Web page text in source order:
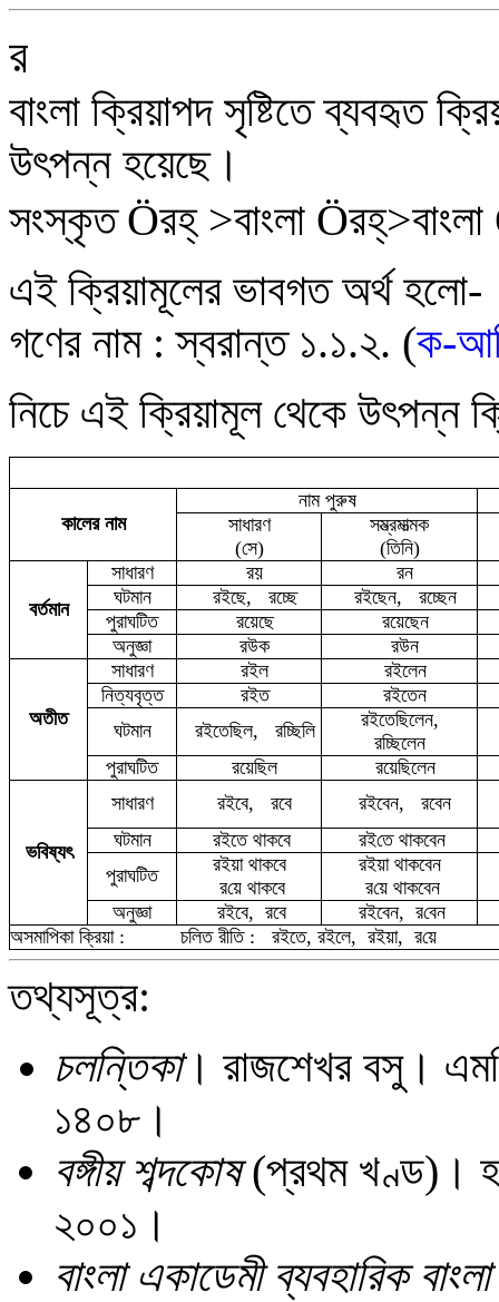
র
বাংলা ক্রিয়াপদ সৃষ্টিতে ব্যবহৃত
উৎপন্ন হয়েছে।
সংস্কৃত Öরহ্ >বাংলা Öরহ্>বাংলা
এই ক্রিয়ামূলের ভাবগত অর্থ
গণের নাম : স্বরান্ত ১.১.২. (ক-
নিচে এই ক্রিয়ামূল থেকে উৎপন্ন
কালের নাম
নাম পুরুষ
সাধারণ
(সে)
সম্ভ্রমাত্মক
(তিনি)
বর্তমান
সাধারণ রয়
রন
ঘটমান
রইছে, রচ্ছে রইছেন, রচ্ছেন
পুরাঘটিত
রয়েছে
রয়েছেন
অনুজ্ঞা
রউক রউন
অতীত
সাধারণ রইল
রইলেন
নিত্যবৃত্ত
রইত
রইতেন
ঘটমান
রইতেছিল, রচ্ছিলি
রইতেছিলেন,
রচ্ছিলেন
পুরাঘটিত
রয়েছিল রয়েছিলেন
ভবিষ্যৎ
সাধারণ রইবে, রবে রইবেন, রবেন
ঘটমান
রইতেথাকবে রইতে থাকবেন
পুরাঘটিত
রইয়াথাকবে
রয়ে থাকবে
রইয়াথাকবেন
রয়ে থাকবেন
অনুজ্ঞা
রইবে, রবে রইবেন, রবেন
অসমাপিকা ক্রিয়া :
চলিত রীতি : রইতে, রইলে, রইয়া, রয়ে
তথ্যসূত্র:
চলন্তিকা। রাজশেখর বসু।
১৪০৮।
বঙ্গীয় শব্দকোষ(প্রথম খণ্ড)।
২০০১।
বাংলা একাডেমী ব্যবহারিক